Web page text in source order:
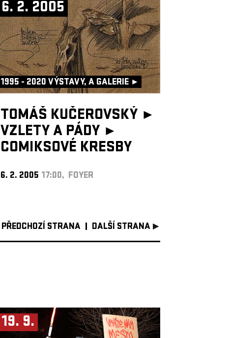
6. 2. 2005
1995 - 2020 VÝSTAVY, A GALERIE ►
TOMÁŠ KUČEROVSKÝ ►
VZLETY A PÁDY ►
COMIKSOVÉ KRESBY
6. 2. 2005 17:00, FOYER
PŘEDCHOZÍ STRANA DALŠÍ STRANA
19. 9.